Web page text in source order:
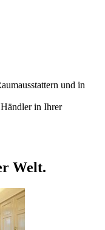
und in
in Ihrer
Welt.